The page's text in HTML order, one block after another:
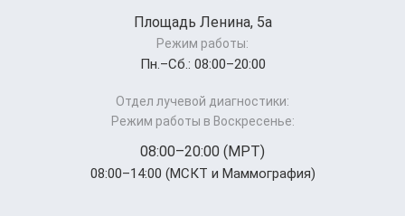
Площадь Ленина, 5а
Режим работы:
Пн.–Cб.: 08:00–20:00
Отдел лучевой диагностики:
Режим работы в Воскресенье:
08:00–20:00 (МРТ)
08:00–14:00 (МСКТ и Маммография)